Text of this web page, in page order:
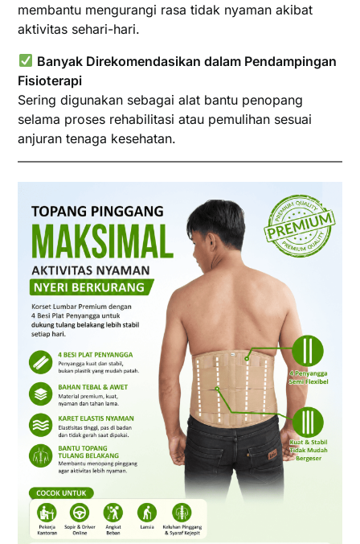
membantu mengurangi rasa tidak nyaman akibat
aktivitas sehari-hari.
Banyak Direkomendasikan dalam Pendampingan
Fisioterapi
Sering digunakan sebagai alat bantu penopang
selama proses rehabilitasi atau pemulihan sesuai
anjuran tenaga kesehatan.